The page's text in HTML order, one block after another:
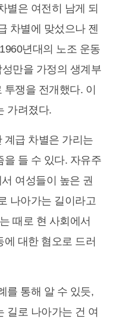
별은 여전히 남게 되
차별에 맞섰으나 젠
년대의 노조 운동
만을 가정의 생계부
쟁을 전개했다. 이
가려졌다.
계급 차별은 가리는
을 들 수 있다. 자유주
여성들이 높은 권
나아가는 길이라고
때로 현 사회에서
대한 혐오로 드러
를 통해 알 수 있듯,
길로 나아가는 건 여